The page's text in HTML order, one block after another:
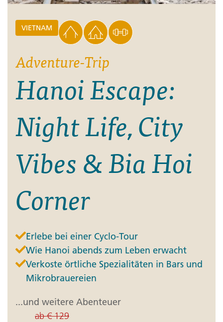
VIETNAM
Adventure-Trip
Hanoi Escape:
Night Life, City
Vibes & Bia Hoi
Corner
Erlebe bei einer Cyclo-Tour
Wie Hanoi abends zum Leben erwacht
Verkoste örtliche Spezialitäten in Bars und
Mikrobrauereien
...und weitere Abenteuer
ab€ 129